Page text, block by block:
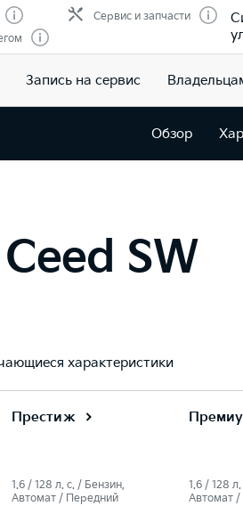
Сервис и запчасти
Запись на сервис
Обзор
SW
характеристики
Престиж
1.6 / 128 л. c. / Бензин,
Автомат / Передний
1.6 / 128
Автомат